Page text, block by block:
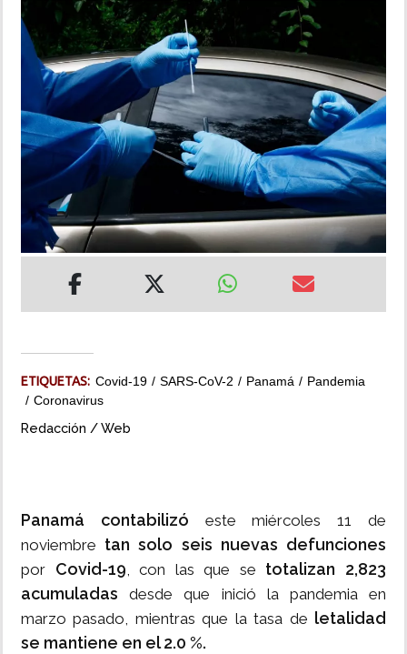
DEPORTES
MUNDO
INSÓLITAS
MULTIMEDIA
IMPRESO
ETIQUETAS: Covid-19 SARS-CoV-2 Panamá
Pandemia
Coronavirus
Redacción / Web
Panamá contabilizó este miércoles 11 de
noviembre tan solo seis nuevas defunciones
por Covid-19, con las que se totalizan 2,823
acumuladas desde que inició la pandemia en
marzo pasado, mientras que la tasa de letalidad
se mantiene en el 2.0 %.